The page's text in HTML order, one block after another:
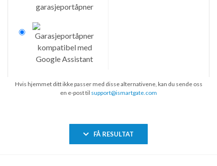
Hvis hjemmet ditt ikke passer med disse alternativene, kan du sende oss
en e-post til support@ismartgate.com
FÅ RESULTAT